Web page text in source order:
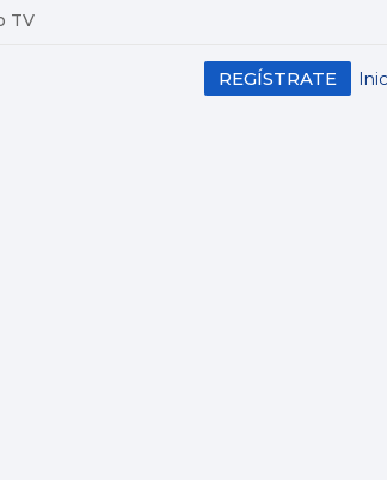
TV
REGÍSTRATE